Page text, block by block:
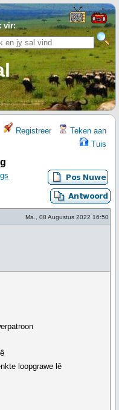
vir:
Registreer
Teken aan
Tuis
Ma., 08 Augustus 2022 16:50
loopgrawe lê